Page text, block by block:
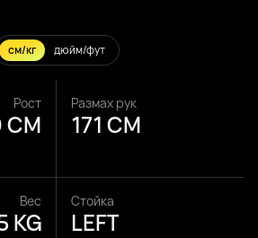
см/кг дюйм/фут
Рост
CM
Размах рук
171 CM
Вес
KG
Стойка
LEFT